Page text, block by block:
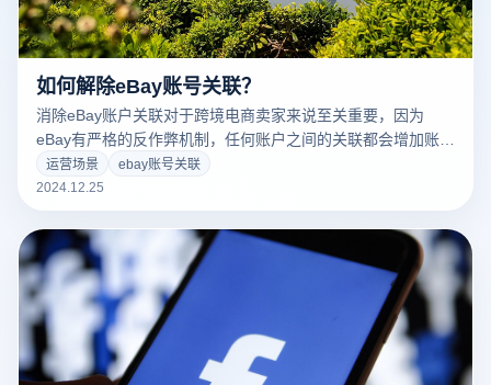
如何解除eBay账号关联？
消除eBay账户关联对于跨境电商卖家来说至关重要，因为
eBay有严格的反作弊机制，任何账户之间的关联都会增加账户
被封禁的风险。使用云登电子商务浏览器可以帮助卖家有效管
理多个eBay账户，避免账户之间的关联问题。以下是通过云登
电子商务浏览器消除eBay账户关联的几个关键步骤：
运营场景
ebay账号关联
2024.12.25